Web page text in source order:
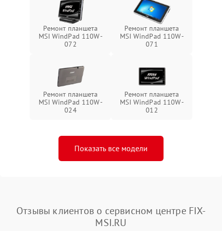
Ремонт планшета
MSI WindPad 110W-
072
Ремонт планшета
MSI WindPad 110W-
071
Ремонт планшета
MSI WindPad 110W-
024
Ремонт планшета
MSI WindPad 110W-
012
Показать все модели
Отзывы клиентов о сервисном центре FIX-
MSI.RU